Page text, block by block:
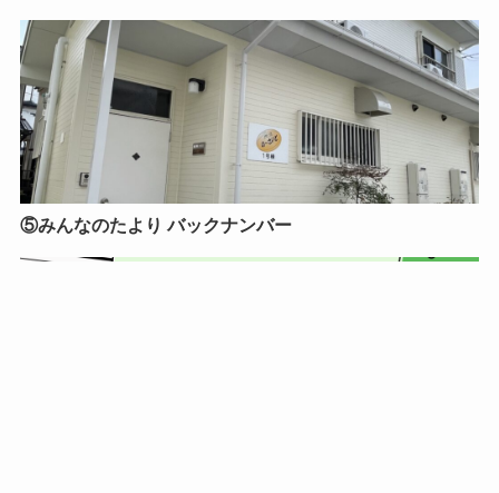
⑤みんなのたより バックナンバー